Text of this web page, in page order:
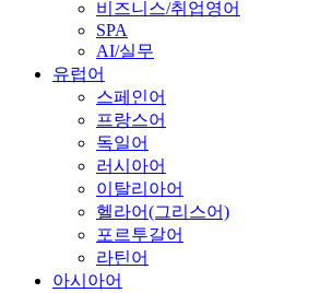
비즈니스/취업영어
SPA
AI/실무
유럽어
스페인어
프랑스어
독일어
러시아어
이탈리아어
헬라어(그리스어)
포르투갈어
라틴어
아시아어